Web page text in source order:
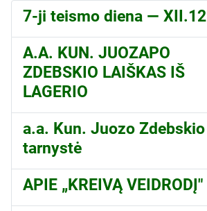
7-ji teismo diena — XII.12
A.A. KUN. JUOZAPO
ZDEBSKIO LAIŠKAS IŠ
LAGERIO
a.a. Kun. Juozo Zdebskio
tarnystė
APIE „KREIVĄ VEIDRODĮ"